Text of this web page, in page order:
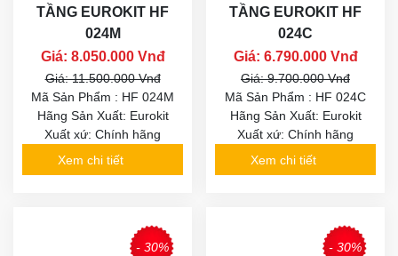
TẦNG EUROKIT HF
024M
Giá: 8.050.000 Vnđ
Giá: 11.500.000 Vnđ
Mã Sản Phẩm : HF 024M
Hãng Sản Xuất: Eurokit
Xuất xứ: Chính hãng
Xem chi tiết
TẦNG EUROKIT HF
024C
Giá: 6.790.000 Vnđ
Giá: 9.700.000 Vnđ
Mã Sản Phẩm : HF 024C
Hãng Sản Xuất: Eurokit
Xuất xứ: Chính hãng
Xem chi tiết
- 30% - 30%